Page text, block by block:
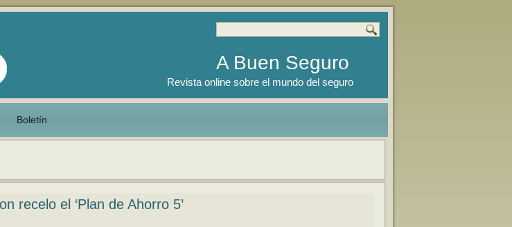
A Buen Seguro
Revista online sobre el mundo del seguro
Boletín
recelo el ‘Plan de Ahorro 5’